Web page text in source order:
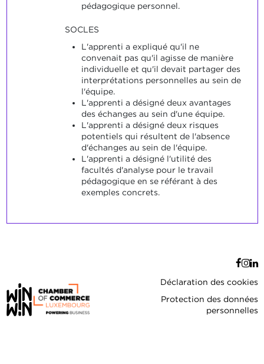
pédagogique personnel.
SOCLES
L'apprenti a expliqué qu'il ne
convenait pas qu'il agisse de manière
individuelle et qu'il devait partager des
interprétations personnelles au sein de
l'équipe.
L'apprenti a désigné deux avantages
des échanges au sein d'une équipe.
L'apprenti a désigné deux risques
potentiels qui résultent de l'absence
d'échanges au sein de l'équipe.
L'apprenti a désigné l'utilité des
facultés d'analyse pour le travail
pédagogique en se référant à des
exemples concrets.
Déclaration des cookies
Protection des données
personnelles